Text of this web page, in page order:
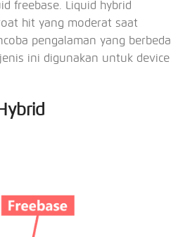
freebase. Liquid hybrid
hit yang moderat saat
pengalaman yang berbeda
ini digunakan untuk device